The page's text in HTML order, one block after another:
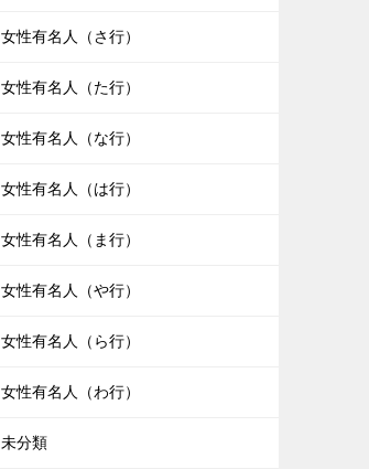
女性有名人（さ行）
女性有名人（た行）
女性有名人（な行）
女性有名人（は行）
女性有名人（ま行）
女性有名人（や行）
女性有名人（ら行）
女性有名人（わ行）
未分類